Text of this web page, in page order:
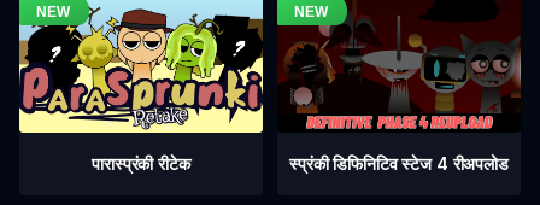
पारास्प्रंकी रीटेक स्प्रंकी डिफिनिटिव स्टेज 4 रीअपलोड